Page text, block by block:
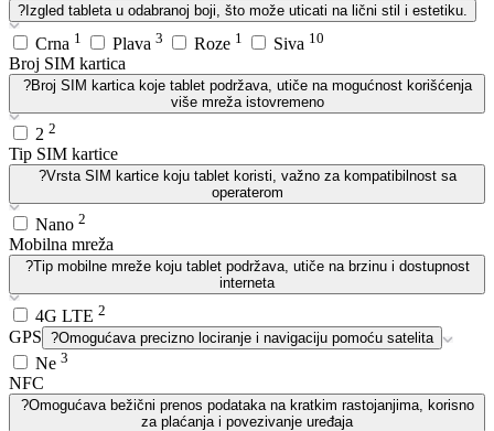
? Izgled tableta u odabranoj boji, što može uticati na lični stil i estetiku.
Crna 1 Plava 3 Roze 1 Siva 10
Broj SIM kartica
?Broj SIM kartica koje tablet podržava, utiče na mogućnost korišćenja
više mreža istovremeno
2 2
Tip SIM kartice
?Vrsta SIM kartice koju tablet koristi, važno za kompatibilnost sa
operaterom
Nano 2
Mobilna mreža
?Tip mobilne mreže koju tablet podržava, utiče na brzinu i dostupnost
interneta
4G LTE 2
GPS ?Omogućava precizno lociranje i navigaciju pomoću satelita
Ne 3
NFC
?Omogućava bežični prenos podataka na kratkim rastojanjima, korisno
za plaćanja i povezivanje uređaja